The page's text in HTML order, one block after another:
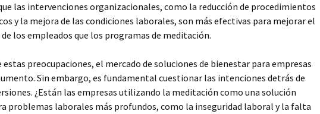
las intervenciones organizacionales, como la reducción de procedimientos
y la mejora de las condiciones laborales, son más efectivas para mejorar el
los empleados que los programas de meditación.
estas preocupaciones, el mercado de soluciones de bienestar para empresas
Sin embargo, es fundamental cuestionar las intenciones detrás de
¿Están las empresas utilizando la meditación como una solución
problemas laborales más profundos, como la inseguridad laboral y la falta